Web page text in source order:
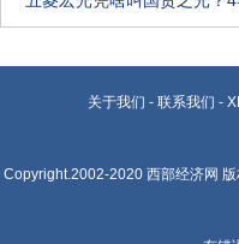
关于我们 - 联系我们 -
Copyright.2002-2020 西部经济网